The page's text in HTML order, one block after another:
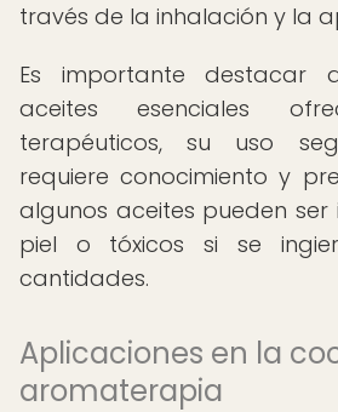
través de la inhalación y la
Es importante destacar
aceites esenciales
terapéuticos, su uso
requiere conocimiento y
algunos aceites pueden
piel o tóxicos si se
cantidades.
Aplicaciones en la
aromaterapia